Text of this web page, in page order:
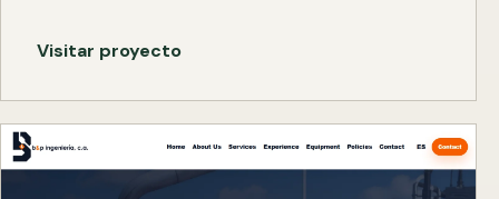
Visitar proyecto